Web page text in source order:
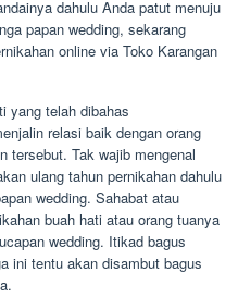
dahulu Anda patut menuju
papan wedding, sekarang
online via Toko Karangan
yang telah dibahas
relasi baik dengan orang
tersebut. Tak wajib mengenal
ulang tahun pernikahan dahulu
wedding. Sahabat atau
buah hati atau orang tuanya
wedding. Itikad bagus
ini tentu akan disambut bagus